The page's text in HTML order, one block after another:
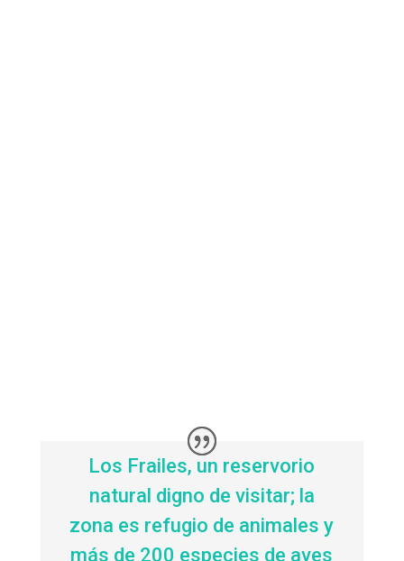
Los Frailes, un reservorio
natural digno de visitar; la
zona es refugio de animales y
más de 200 especies de aves